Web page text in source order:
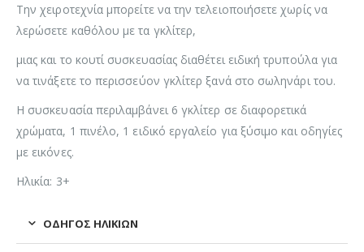
Την χειροτεχνία μπορείτε να την τελειοποιήσετε χωρίς να
λερώσετε καθόλου με τα γκλίτερ,
μιας και το κουτί συσκευασίας διαθέτει ειδική τρυπούλα για
να τινάξετε το περισσεύον γκλίτερ ξανά στο σωληνάρι του.
Η συσκευασία περιλαμβάνει 6 γκλίτερ σε διαφορετικά
χρώματα, 1 πινέλο, 1 ειδικό εργαλείο για ξύσιμο και οδηγίες
με εικόνες.
Ηλικία: 3+
ΟΔΗΓΌΣ ΗΛΙΚΙΏΝ